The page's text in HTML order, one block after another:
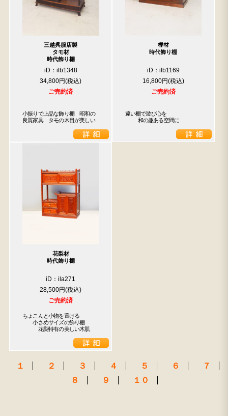
三越呉服店製
タモ材
時代飾り棚
iD：ilb1348
34,800円
ご売約済
小振りで上品な飾り棚　昭和の
良質家具　タモの木目が美しい
﨔材
時代飾り棚
iD：ilb1169
16,800円
ご売約済
違い棚で遊び心を
    和の趣ある空間に
花梨材
時代飾り棚
iD：ila271
28,500円
ご売約済
ちょこんと小物を置ける
小さめサイズの飾り棚
花梨特有の美しい木肌
１ ２ ３ ４ ５ ６
７
８
９ １０
2729 2471
水屋箪笥 2905